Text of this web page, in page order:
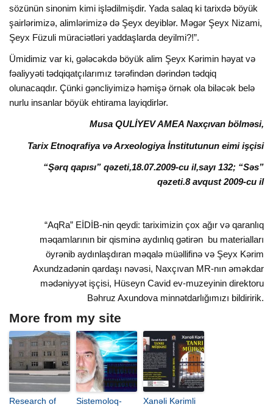
sözünün sinonim kimi işlədilmişdir. Yada salaq ki tarixdə böyük
şairlərimizə, alimlərimizə də Şeyx deyiblər. Məgər Şeyx Nizami,
Şeyx Füzuli müraciətləri yaddaşlarda deyilmi?!”.
Ümidimiz var ki, gələcəkdə böyük alim Şeyx Kərimin həyat və
fəaliyyəti tədqiqatçılarımız tərəfindən dərindən tədqiq
olunacaqdır. Çünki gəncliyimizə həmişə örnək ola biləcək belə
nurlu insanlar böyük ehtirama layiqdirlər.
Musa QULİYEV AMEA Naxçıvan bölməsi,
Tarix Etnoqrafiya və Arxeologiya İnstitutunun eimi işçisi
“Şərq qapısı” qəzeti,18.07.2009-cu il,sayı 132; “Səs”
qəzeti.8 avqust 2009-cu il
“AqRa” EİDİB-nin qeydi: tariximizin çox ağır və qaranlıq
məqamlarının bir qisminə aydınlıq gətirən bu materialları
öyrənib aydınlaşdıran məqalə müəllifinə və Şeyx Kərim
Axundzadənin qardaşı nəvəsi, Naxçıvan MR-nın əməkdar
mədəniyyət işçisi, Hüseyn Cavid ev-muzeyinin direktoru
Bəhruz Axundova minnətdarlığımızı bildiririk.
More from my site
Research of
Sistemoloq-
Xanəli Kərimli